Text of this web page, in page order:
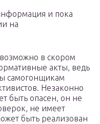
и пока
на
в скором
акты, ведь
самогонщикам
Незаконно
быть опасен, он не
не имеет
быть реализован